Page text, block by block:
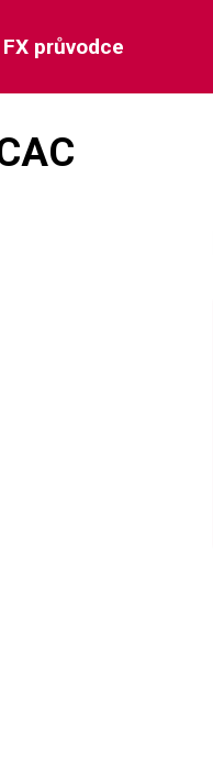
FX průvodce